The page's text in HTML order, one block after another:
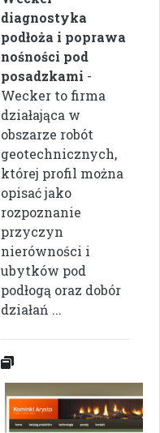
diagnostyka
podłoża i poprawa
nośności pod
posadzkami -
Wecker to firma
działająca w
obszarze robót
geotechnicznych,
której profil można
opisać jako
rozpoznanie
przyczyn
nierówności i
ubytków pod
podłogą oraz dobór
działań ...